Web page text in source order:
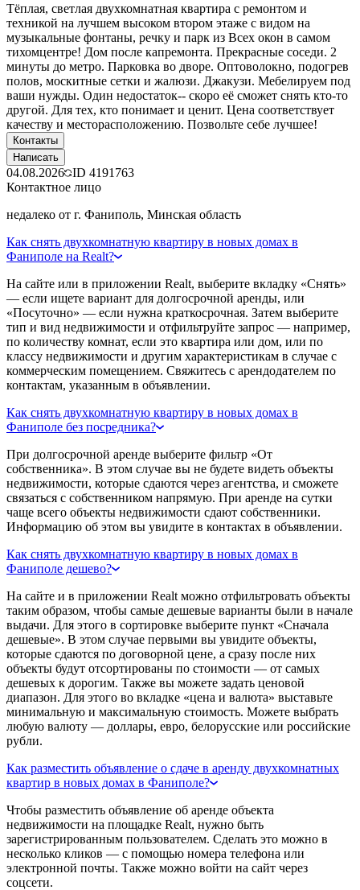
Тёплая, светлая двухкомнатная квартира с ремонтом и
техникой на лучшем высоком втором этаже с видом на
музыкальные фонтаны, речку и парк из Всех окон в самом
тихомцентре! Дом после капремонта. Прекрасные соседи. 2
минуты до метро. Парковка во дворе. Оптоволокно, подогрев
полов, москитные сетки и жалюзи. Джакузи. Мебелируем под
ваши нужды. Один недостаток-- скоро её сможет снять кто-то
другой. Для тех, кто понимает и ценит. Цена соответствует
качеству и месторасположению. Позвольте себе лучшее!
Контакты
Написать
04.08.2026 ID 4191763
Контактное лицо
недалеко от г. Фаниполь, Минская область
Как снять двухкомнатную квартиру в новых домах в
Фаниполе на Realt?
На сайте или в приложении Realt, выберите вкладку «Снять»
— если ищете вариант для долгосрочной аренды, или
«Посуточно» — если нужна краткосрочная. Затем выберите
тип и вид недвижимости и отфильтруйте запрос — например,
по количеству комнат, если это квартира или дом, или по
классу недвижимости и другим характеристикам в случае с
коммерческим помещением. Свяжитесь с арендодателем по
контактам, указанным в объявлении.
Как снять двухкомнатную квартиру в новых домах в
Фаниполе без посредника?
При долгосрочной аренде выберите фильтр «От
собственника». В этом случае вы не будете видеть объекты
недвижимости, которые сдаются через агентства, и сможете
связаться с собственником напрямую. При аренде на сутки
чаще всего объекты недвижимости сдают собственники.
Информацию об этом вы увидите в контактах в объявлении.
Как снять двухкомнатную квартиру в новых домах в
Фаниполе дешево?
На сайте и в приложении Realt можно отфильтровать объекты
таким образом, чтобы самые дешевые варианты были в начале
выдачи. Для этого в сортировке выберите пункт «Сначала
дешевые». В этом случае первыми вы увидите объекты,
которые сдаются по договорной цене, а сразу после них
объекты будут отсортированы по стоимости — от самых
дешевых к дорогим. Также вы можете задать ценовой
диапазон. Для этого во вкладке «цена и валюта» выставьте
минимальную и максимальную стоимость. Можете выбрать
любую валюту — доллары, евро, белорусские или российские
рубли.
Как разместить объявление о сдаче в аренду двухкомнатных
квартир в новых домах в Фаниполе?
Чтобы разместить объявление об аренде объекта
недвижимости на площадке Realt, нужно быть
зарегистрированным пользователем. Сделать это можно в
несколько кликов — с помощью номера телефона или
электронной почты. Также можно войти на сайт через
соцсети.